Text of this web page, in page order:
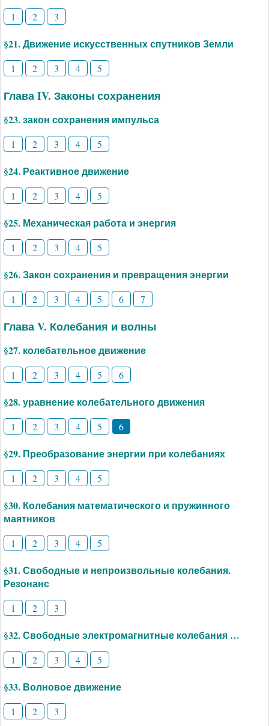
1 2 3
§21. Движение искусственных спутников Земли
1 2 3 4 5
Глава IV. Законы сохранения
§23. закон сохранения импульса
1 2 3 4 5
§24. Реактивное движение
1 2 3 4 5
§25. Механическая работа и энергия
1 2 3 4 5
§26. Закон сохранения и превращения энергии
1 2 3 4 5 6 7
Глава V. Колебания и волны
§27. колебательное движение
1 2 3 4 5 6
§28. уравнение колебательного движения
1 2 3 4 5 6
§29. Преобразование энергии при колебаниях
1 2 3 4 5
§30. Колебания математического и пружинного
маятников
1 2 3 4 5
§31. Свободные и непроизвольные колебания.
Резонанс
1 2 3
§32. Свободные электромагнитные колебания …
1 2 3 4 5
§33. Волновое движение
1 2 3